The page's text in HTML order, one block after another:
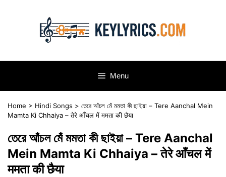
Menu
Home > Hindi Songs > তেরে আঁচল মেঁ মমতা কী ছাইয়া – Tere Aanchal Mein
Mamta Ki Chhaiya – तेरे आँचल में ममता की छैया
তেরে আঁচল মেঁ মমতা কী ছাইয়া – Tere Aanchal
Mein Mamta Ki Chhaiya – तेरे आँचल में
ममता की छैया